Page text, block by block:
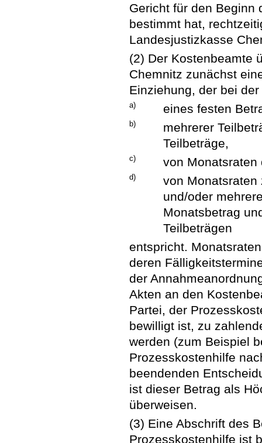
Gericht für den Beginn
bestimmt hat,
Landesjustizkasse
(2) Der Kostenbeamte
Chemnitz zunächst
Einziehung, der bei
a) eines festen
b)
mehrerer
Teilbeträge,
c) von Monatsraten
d)
von Monatsraten
und/oder
Monatsbetrag
Teilbeträgen
entspricht.
deren
der
Akten an den
Partei, der
bewilligt ist, zu
werden (zum Beispiel
Prozesskostenhilfe
beendenden
ist dieser Betrag als
überweisen.
(3) Eine Abschrift des
Prozesskostenhilfe ist